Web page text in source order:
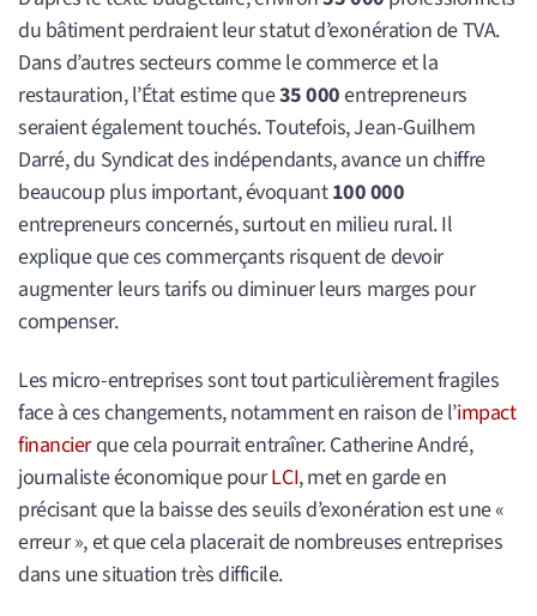
du bâtiment perdraient leur statut d’exonération de TVA.
Dans d’autres secteurs comme le commerce et la
restauration, l’État estime que35 000entrepreneurs
seraient également touchés. Toutefois, Jean-Guilhem
Darré, du Syndicat des indépendants, avance un chiffre
beaucoup plus important, évoquant100 000
entrepreneurs concernés, surtout en milieu rural. Il
explique que ces commerçants risquent de devoir
augmenter leurs tarifs ou diminuer leurs marges pour
compenser.
Les micro-entreprises sont tout particulièrement fragiles
face à ces changements, notamment en raison de l’impact
financierque cela pourrait entraîner. Catherine André,
journaliste économique pourLCI, met en garde en
précisant que la baisse des seuils d’exonération est une «
erreur », et que cela placerait de nombreuses entreprises
dans une situation très difficile.